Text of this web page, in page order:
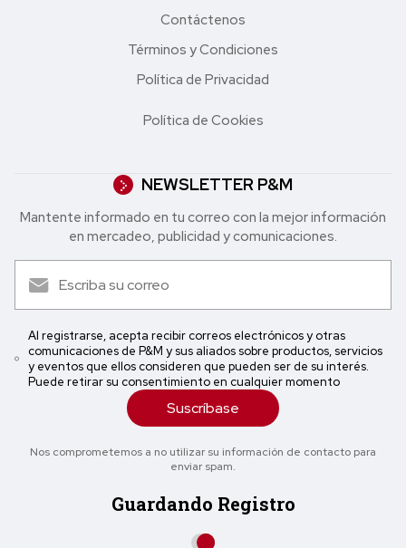
Contáctenos
Términos y Condiciones
Política de Privacidad
Política de Cookies
NEWSLETTER P&M
Mantente informado en tu correo con la mejor in formación
en mercadeo, publicidad y comunicaciones.
Al registrarse, acepta recibir correos electrónicos y otras
comunicaciones de P&M y sus aliados sobre productos, servicios
y eventos que ellos consideren que pueden ser de su interés.
Puede retirar su consentimiento en cualquier momento
Suscríbase
Nos comprometemos a no utilizar su información de contacto para
enviar spam.
Guardando Registro